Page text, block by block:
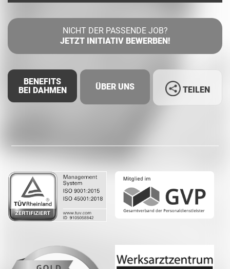
NICHT DER PASSENDE JOB?
JETZT INITIATIV BEWERBEN!
BENEFITS
BEI DAHMEN
ÜBER UNS TEILEN